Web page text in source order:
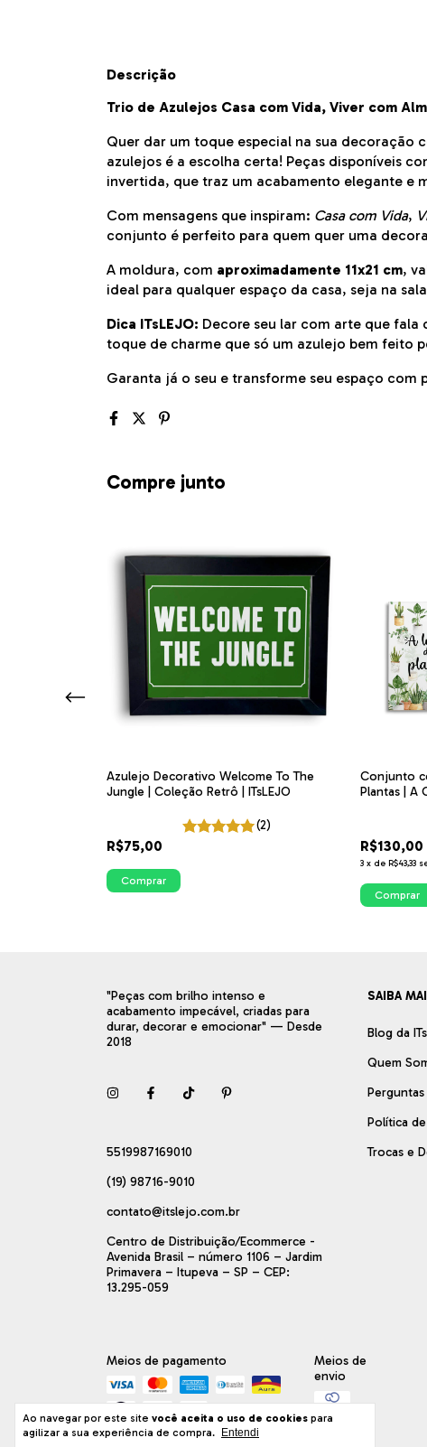
Ao navegar por este site você aceita o uso de cookies para
agilizar a sua experiência de compra.
Entendi
Descrição
Trio de Azulejos Casa com Vida, Viver com
Quer dar um toque especial na sua decoração
azulejos é a escolha certa! Peças disponíveis
invertida, que traz um acabamento elegante e
Com mensagens que inspiram: Casa com Vida,
conjunto é perfeito para quem quer uma
A moldura, com aproximadamente 11x21 cm,
ideal para qualquer espaço da casa, seja na
Dica ITsLEJO: Decore seu lar com arte que
toque de charme que só um azulejo bem feito
Garanta já o seu e transforme seu espaço
Compre junto
Azulejo Decorativo Welcome To The
Jungle | Coleção Retrô | ITsLEJO
(2)
R$75,00
Comprar
Conjunto
Plantas | A
R$130,00
3 x de R$43,33
Comprar
"Peças com brilho intenso e
acabamento impecável, criadas para
durar, decorar e emocionar" — Desde
2018
5519987169010
(19) 98716-9010
contato@itslejo.com.br
Centro de Distribuição/Ecommerce -
Avenida Brasil – número 1106 – Jardim
Primavera – Itupeva – SP – CEP:
13.295-059
SAIBA
Blog da
Quem
Política
Trocas e
Meios de pagamento
Meios de
envio